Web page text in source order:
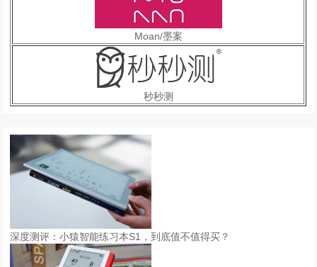
Moan/墨案
秒秒测
深度测评：小猿智能练习本S1，到底值不值得买？